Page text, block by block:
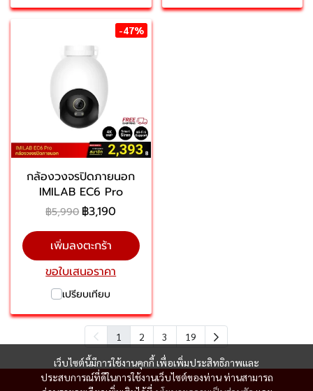
-47%
กล้องวงจรปิดภายนอก
IMILAB EC6 Pro
฿5,990 ฿3,190
เพิ่มลงตะกร้า
ขอใบเสนอราคา
เปรียบเทียบ
1 2 3 19
เว็บไซต์นี้มีการใช้งานคุกกี้ เพื่อเพิ่มประสิทธิภาพและ
ประสบการณ์ที่ดีในการใช้งานเว็บไซต์ของท่าน ท่านสามารถ